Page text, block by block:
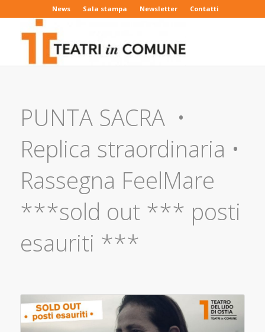
News Sala stampa Newsletter Contatti
PUNTA SACRA •
Replica straordinaria •
Rassegna FeelMare
***sold out *** posti
esauriti ***